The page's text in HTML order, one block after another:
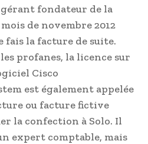
gérant fondateur de la
de novembre 2012
fais la facture de suite.
les profanes, la licence sur
Cisco
est également appelée
ou facture fictive
la confection à Solo. Il
expert comptable, mais